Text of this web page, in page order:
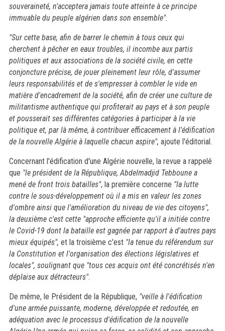
souveraineté, n'acceptera jamais toute atteinte à ce principe
immuable du peuple algérien dans son ensemble".
"Sur cette base, afin de barrer le chemin à tous ceux qui
cherchent à pêcher en eaux troubles, il incombe aux partis
politiques et aux associations de la société civile, en cette
conjoncture précise, de jouer pleinement leur rôle, d'assumer
leurs responsabilités et de s'empresser à combler le vide en
matière d'encadrement de la société, afin de créer une culture de
militantisme authentique qui profiterait au pays et à son peuple
et pousserait ses différentes catégories à participer à la vie
politique et, par là même, à contribuer efficacement à l'édification
de la nouvelle Algérie à laquelle chacun aspire", ajoute l'éditorial.
Concernant l'édification d'une Algérie nouvelle, la revue a rappelé
que "le président de la République, Abdelmadjid Tebboune a
mené de front trois batailles", la première concerne "la lutte
contre le sous-développement où il a mis en valeur les zones
d'ombre ainsi que l'amélioration du niveau de vie des citoyens",
la deuxième c'est cette "approche efficiente qu'il a initiée contre
le Covid-19 dont la bataille est gagnée par rapport à d'autres pays
mieux équipés", et la troisième c'est "la tenue du référendum sur
la Constitution et l'organisation des élections législatives et
locales", soulignant que "tous ces acquis ont été concrétisés n'en
déplaise aux détracteurs".
De même, le Président de la République, "veille à l'édification
d'une armée puissante, moderne, développée et redoutée, en
adéquation avec le processus d'édification de la nouvelle